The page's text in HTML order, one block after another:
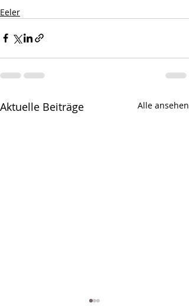
Eeler
Aktuelle Beiträge Alle ansehen